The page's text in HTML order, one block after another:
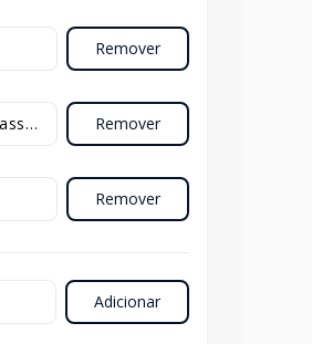
Remover
Remover
Remover
Adicionar